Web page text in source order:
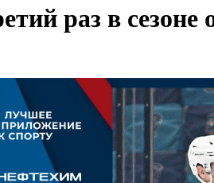
раз в